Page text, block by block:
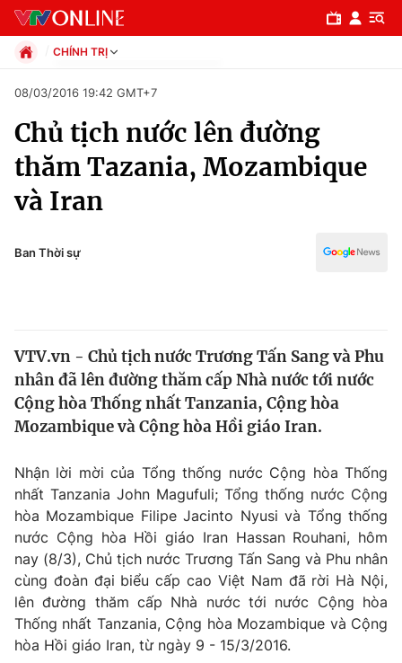
Chuyên mục
Chính trị
Thế giới
Tin tức
Câu chuyện quốc tế
Tài chính
Thị trường
Góc doanh nghiệp
Dữ liệu và đời sống
Truyền hình
Phim VTV
Hậu trường
Nhân vật
Giải trí
Điện ảnh
Đời sống
CHÍNH TRỊ
Xã hội
Pháp luật
Kinh tế
Thể thao
Truyền hình
Đời sống
08/03/2016 19:42 GMT+7
Chủ tịch nước lên đường
thăm Tazania, Mozambique
và Iran
Ban Thời sự
VTV.vn - Chủ tịch nước Trương Tấn Sang và Phu
nhân đã lên đường thăm cấp Nhà nước tới nước
Cộng hòa Thống nhất Tanzania, Cộng hòa
Mozambique và Cộng hòa Hồi giáo Iran.
Nhận lời mời của Tổng thống nước Cộng hòa Thống
nhất Tanzania John Magufuli; Tổng thống nước Cộng
hòa Mozambique Filipe Jacinto Nyusi và Tổng thống
nước Cộng hòa Hồi giáo Iran Hassan Rouhani, hôm
nay (8/3), Chủ tịch nước Trương Tấn Sang và Phu nhân
cùng đoàn đại biểu cấp cao Việt Nam đã rời Hà Nội,
lên đường thăm cấp Nhà nước tới nước Cộng hòa
Thống nhất Tanzania, Cộng hòa Mozambique và Cộng
hòa Hồi giáo Iran, từ ngày 9 - 15/3/2016.